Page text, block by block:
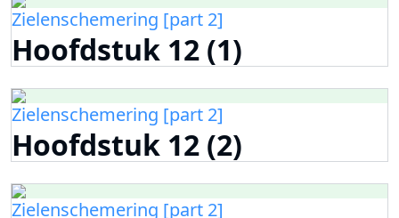
Zielenschemering [part 2]
Hoofdstuk 12 (1)
Zielenschemering [part 2]
Hoofdstuk 12 (2)
Zielenschemering [part 2]